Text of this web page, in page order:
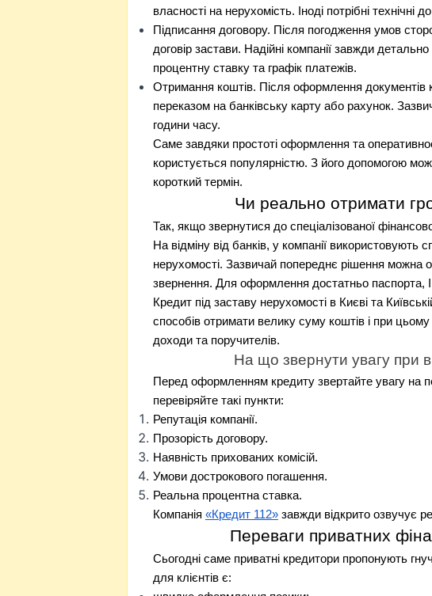
власності на нерухомість. Іноді потрібні технічні
Підписання договору. Після погодження умов
договір застави. Надійні компанії завжди
процентну ставку та графік платежів.
Отримання коштів. Після оформлення документів
переказом на банківську карту або рахунок.
години часу.
Саме завдяки простоті оформлення та
користується популярністю. З його допомогою
короткий термін.
Чи реально отримати
Так, якщо звернутися до спеціалізованої
На відміну від банків, у компанії використовують
нерухомості. Зазвичай попереднє рішення можна
звернення. Для оформлення достатньо паспорта,
Кредит під заставу нерухомості в Києві та
способів отримати велику суму коштів і при
доходи та поручителів.
На що звернути увагу при
Перед оформленням кредиту звертайте увагу на
перевіряйте такі пункти:
Репутація компанії.
Прозорість договору.
Наявність прихованих комісій.
Умови дострокового погашення.
Реальна процентна ставка.
Компанія «Кредит 112» завжди відкрито озвучує
Переваги приватних
Сьогодні саме приватні кредитори пропонують
для клієнтів є: